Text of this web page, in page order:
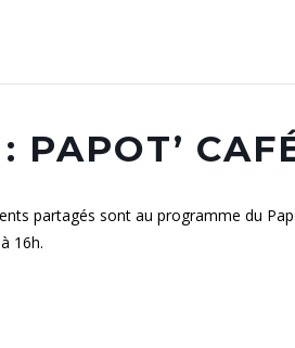
PAPOT’
partagés sont au programme du
16h.